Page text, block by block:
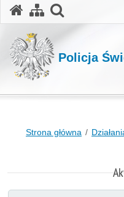
Policja
Strona główna